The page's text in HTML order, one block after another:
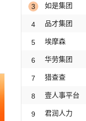
3 如是集团
4 品才集团
5 埃摩森
6 华劳集团
7 猎查查
8 壹人事平台
9 君润人力